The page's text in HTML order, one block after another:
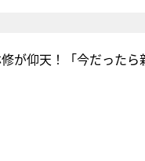
が仰天！「今だったら